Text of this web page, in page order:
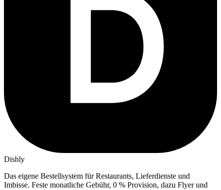
Dishly
Das eigene Bestellsystem für Restaurants, Lieferdienste und
Imbisse. Feste monatliche Gebühr, 0 % Provision, dazu Flyer und